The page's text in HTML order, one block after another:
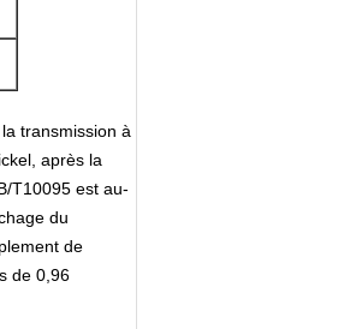
transmission à
après la
T10095 est au-
du
de
de 0,96